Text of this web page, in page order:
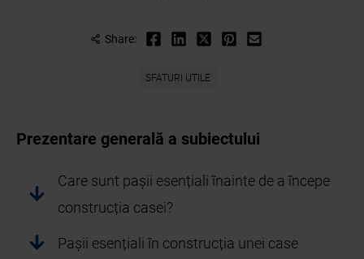
Share:
SFATURI UTILE
Prezentare generală a subiectului
Care sunt pașii esențiali înainte de a începe
construcția casei?
Pașii esențiali în construcția unei case